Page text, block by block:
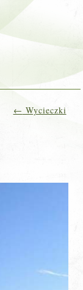
← Wycieczki